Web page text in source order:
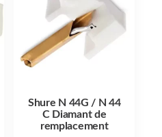
Shure N 44G / N 44
C Diamant de
remplacement